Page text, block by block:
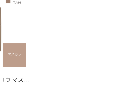
ウ マスカ